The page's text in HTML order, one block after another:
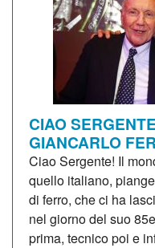
CIAO
GIANCARLO
Ciao Sergente! Il
quello italiano,
di ferro, che ci ha
nel giorno del suo
prima, tecnico poi e